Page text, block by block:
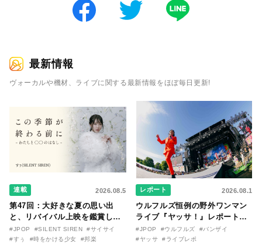
最新情報
ヴォーカルや機材、ライブに関する最新情報をほぼ毎日更新!
連載 2026.08.5
第47回：大好きな夏の思い出
と、リバイバル上映を鑑賞した
『時をかける少女』のおはなし
〜SILENT SIREN・すぅ『この
#JPOP #SILENT SIREN
#サイサイ
#すぅ
#時をかける少女 #邦楽
レポート 2026.08.1
ウルフルズ恒例の野外ワンマン
ライブ『ヤッサ！』レポート！
リリースから30年を迎えたアル
バム『バンザイ』完全再現に、
#JPOP #ウルフルズ
#バンザイ
#ヤッサ
#ライブレポ